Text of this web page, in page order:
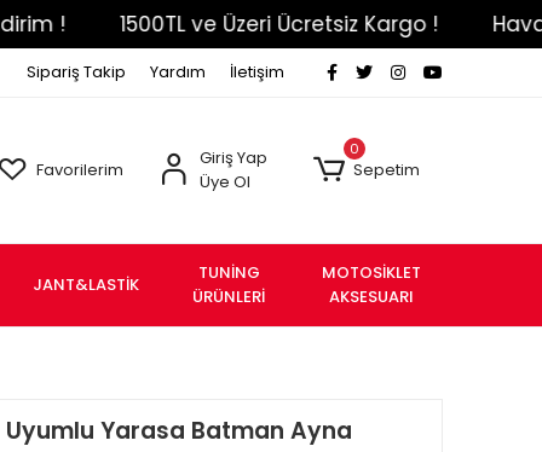
1500TL ve Üzeri Ücretsiz Kargo ! Havale
Sipariş Takip Yardım İletişim
Favorilerim
Giriş Yap
Üye Ol
0
Sepetim
JANT&LASTİK
TUNİNG
ÜRÜNLERİ
MOTOSİKLET
AKSESUARI
Uyumlu Yarasa Batman Ayna